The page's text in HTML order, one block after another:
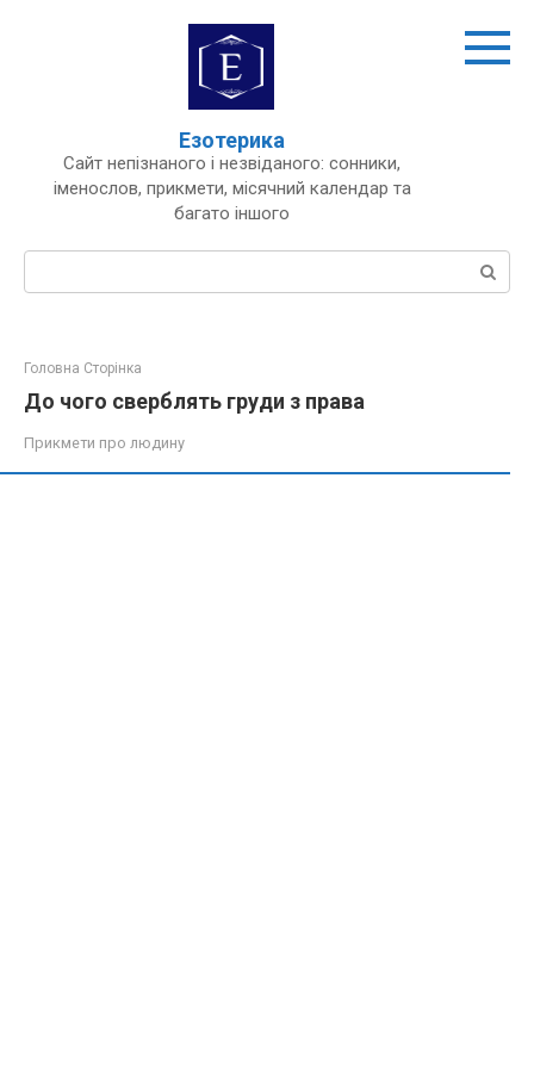
Езотерика
Сайт непізнаного і незвіданого: сонники,
іменослов, прикмети, місячний календар та
багато іншого
Пошук:
Головна Сторінка
До чого сверблять груди з права
Прикмети про людину